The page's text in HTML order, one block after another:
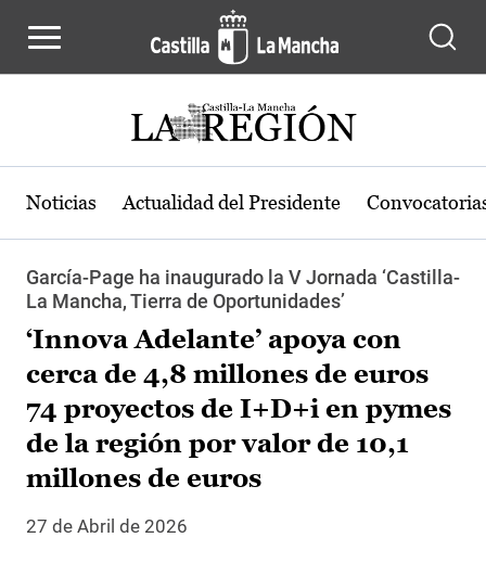
Noticias Actualidad del Presidente
García-Page ha inaugurado la V Jornada ‘Castilla-
La Mancha, Tierra de Oportunidades’
‘Innova Adelante’ apoya con
cerca de 4,8 millones de euros
74 proyectos de I+D+i en pymes
de la región por valor de 10,1
millones de euros
27 de Abril de 2026